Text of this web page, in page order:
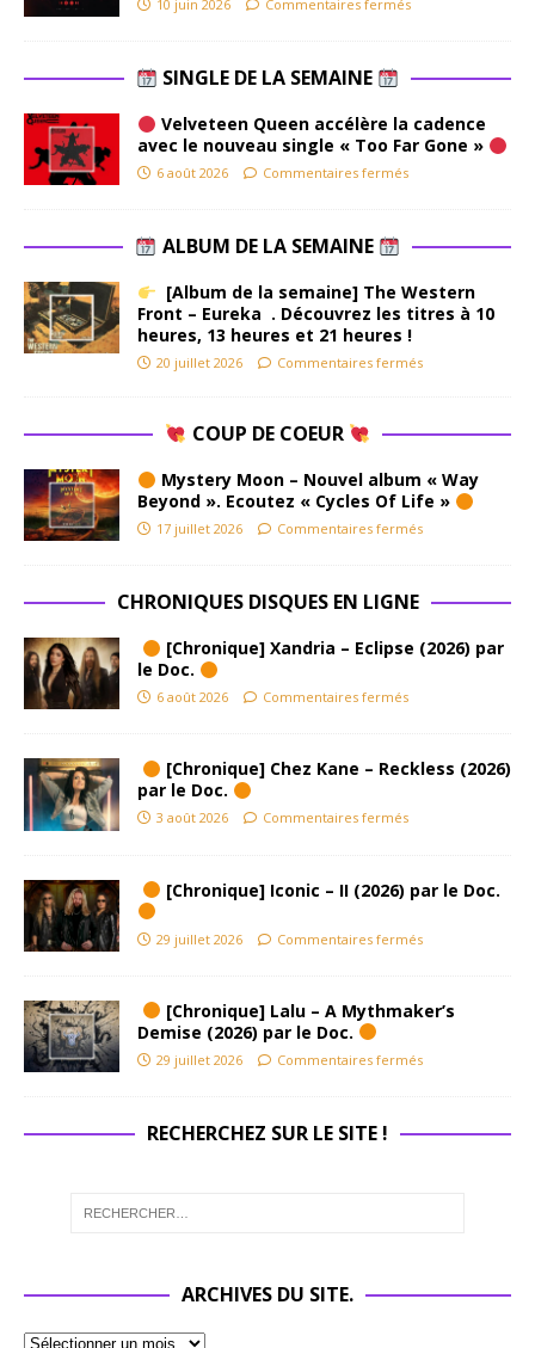
10 juin 2026 Commentaires fermés
SINGLE DE LA SEMAINE
Velveteen Queen accélère la cadence
avec le nouveau single « Too Far Gone »
6 août 2026 Commentaires fermés
ALBUM DE LA SEMAINE
[Album de la semaine] The Western
Front – Eureka . Découvrez les titres à 10
heures, 13 heures et 21 heures !
20 juillet 2026 Commentaires fermés
COUP DE COEUR
Mystery Moon – Nouvel album « Way
Beyond ». Ecoutez « Cycles Of Life »
17 juillet 2026 Commentaires fermés
CHRONIQUES DISQUES EN LIGNE
[Chronique] Xandria – Eclipse (2026) par
le Doc.
6 août 2026 Commentaires fermés
[Chronique] Chez Kane – Reckless (2026)
par le Doc.
3 août 2026 Commentaires fermés
[Chronique] Iconic – II (2026) par le Doc.
29 juillet 2026 Commentaires fermés
[Chronique] Lalu – A Mythmaker’s
Demise (2026) par le Doc.
29 juillet 2026 Commentaires fermés
RECHERCHEZ SUR LE SITE !
ARCHIVES DU SITE.